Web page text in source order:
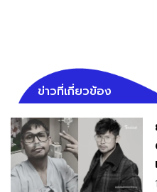
ข่าวที่เกี่ยวข้อง